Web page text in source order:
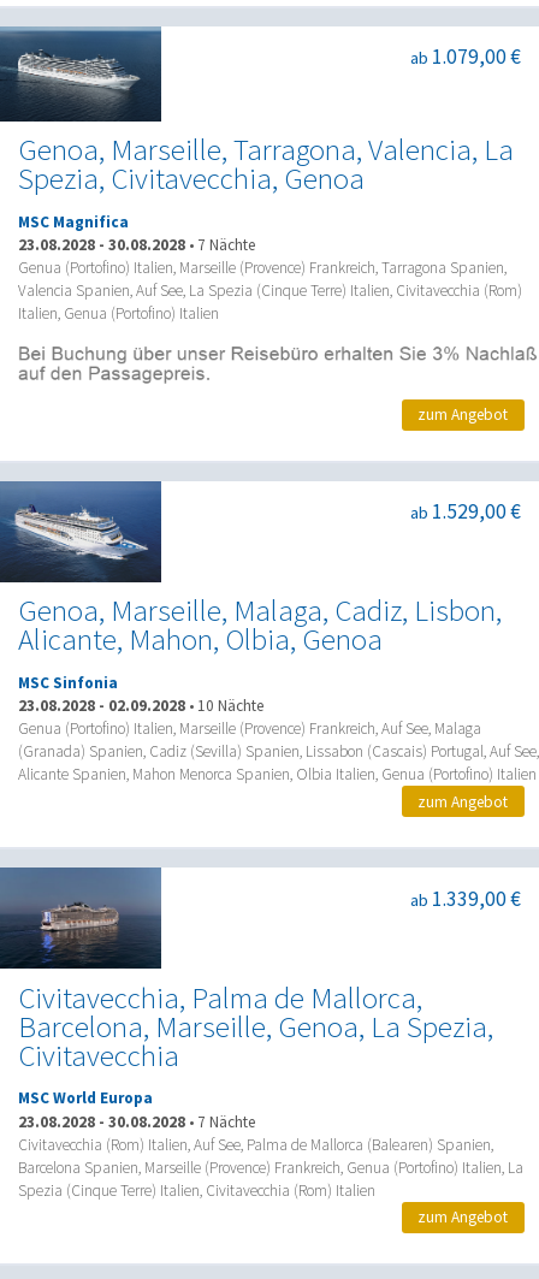
Genoa, Marseille, Tarragona, Valencia, La
Spezia, Civitavecchia, Genoa
ab 1.079,00 €
MSC Magnifica
23.08.2028 - 30.08.2028 • 7 Nächte
Genua (Portofino) Italien, Marseille (Provence) Frankreich, Tarragona Spanien,
Valencia Spanien, Auf See, La Spezia (Cinque Terre) Italien, Civitavecchia (Rom)
Italien, Genua (Portofino) Italien
zum Angebot
Genoa, Marseille, Malaga, Cadiz, Lisbon,
Alicante, Mahon, Olbia, Genoa
ab 1.529,00 €
MSC Sinfonia
23.08.2028 - 02.09.2028 • 10 Nächte
Genua (Portofino) Italien, Marseille (Provence) Frankreich, Auf See, Malaga
(Granada) Spanien, Cadiz (Sevilla) Spanien, Lissabon (Cascais) Portugal, Auf See,
Alicante Spanien, Mahon Menorca Spanien, Olbia Italien, Genua (Portofino) Italien
zum Angebot
Civitavecchia, Palma de Mallorca,
Barcelona, Marseille, Genoa, La Spezia,
Civitavecchia
ab 1.339,00 €
MSC World Europa
23.08.2028 - 30.08.2028 • 7 Nächte
Civitavecchia (Rom) Italien, Auf See, Palma de Mallorca (Balearen) Spanien,
Barcelona Spanien, Marseille (Provence) Frankreich, Genua (Portofino) Italien, La
Spezia (Cinque Terre) Italien, Civitavecchia (Rom) Italien
zum Angebot